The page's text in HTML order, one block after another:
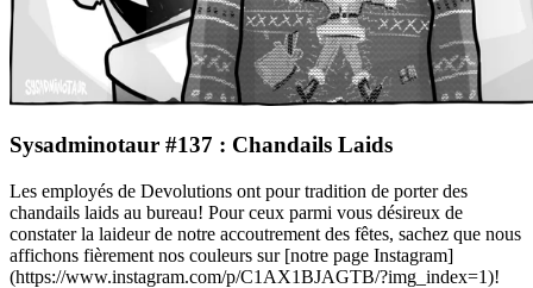
Sysadminotaur #137 : Chandails Laids
Les employés de Devolutions ont pour tradition de porter des
chandails laids au bureau! Pour ceux parmi vous désireux de
constater la laideur de notre accoutrement des fêtes, sachez que nous
affichons fièrement nos couleurs sur [notre page Instagram]
(https://www.instagram.com/p/C1AX1BJAGTB/?img_index=1)!